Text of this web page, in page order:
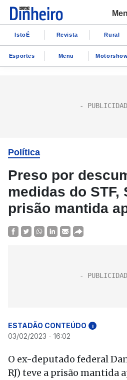
IstoÉ Revista Rural
Esportes Menu
Política
Preso por
medidas do STF,
prisão mantida
ESTADÃO CONTEÚDO i
03/02/2023 - 16:02
O ex-deputado federal
RJ) teve a prisão mantida